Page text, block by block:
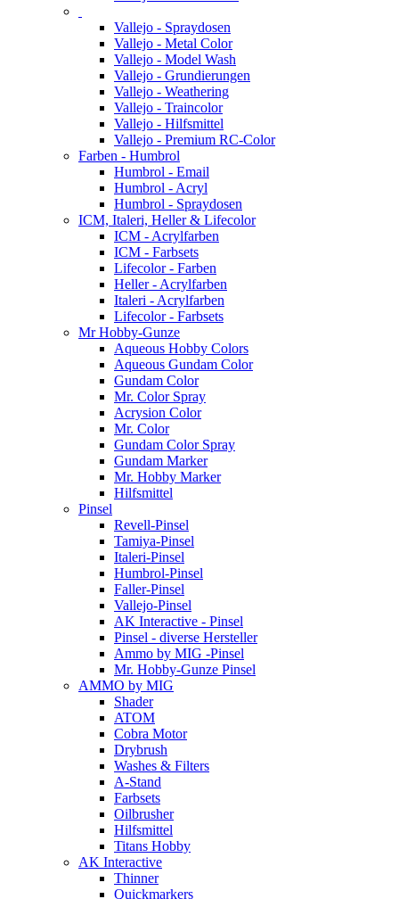
Vallejo - Spraydosen
Vallejo - Metal Color
Vallejo - Model Wash
Vallejo - Grundierungen
Vallejo - Weathering
Vallejo - Traincolor
Vallejo - Hilfsmittel
Vallejo - Premium RC-Color
Farben - Humbrol
Humbrol - Email
Humbrol - Acryl
Humbrol - Spraydosen
ICM, Italeri, Heller & Lifecolor
ICM - Acrylfarben
ICM - Farbsets
Lifecolor - Farben
Heller - Acrylfarben
Italeri - Acrylfarben
Lifecolor - Farbsets
Mr Hobby-Gunze
Aqueous Hobby Colors
Aqueous Gundam Color
Gundam Color
Mr. Color Spray
Acrysion Color
Mr. Color
Gundam Color Spray
Gundam Marker
Mr. Hobby Marker
Hilfsmittel
Pinsel
Revell-Pinsel
Tamiya-Pinsel
Italeri-Pinsel
Humbrol-Pinsel
Faller-Pinsel
Vallejo-Pinsel
AK Interactive - Pinsel
Pinsel - diverse Hersteller
Ammo by MIG -Pinsel
Mr. Hobby-Gunze Pinsel
AMMO by MIG
Shader
ATOM
Cobra Motor
Drybrush
Washes & Filters
A-Stand
Farbsets
Oilbrusher
Hilfsmittel
Titans Hobby
AK Interactive
Thinner
Quickmarkers